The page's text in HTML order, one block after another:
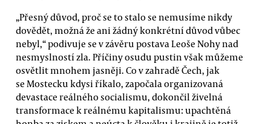
„Přesný důvod, proč se to stalo se nemusíme nikdy
dovědět, možná že ani žádný konkrétní důvod vůbec
nebyl,“ podivuje se v závěru postava Leoše Nohy nad
nesmyslností zla. Příčiny osudu pustin však můžeme
osvětlit mnohem jasněji. Co v zahradě Čech, jak
se Mostecku kdysi říkalo, započala organizovaná
devastace reálného socialismu, dokončil živelná
transformace k reálnému kapitalismu: upachtěná